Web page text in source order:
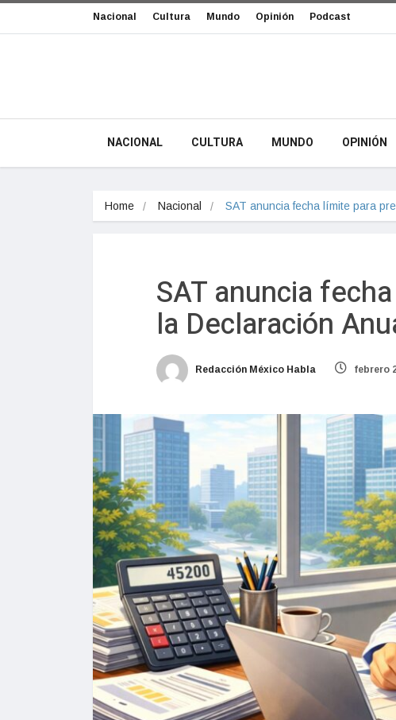
Nacional Cultura Mundo Opinión Podcast
NACIONAL CULTURA MUNDO OPINIÓN
Home Nacional SAT anuncia fecha límite para
SAT anuncia
la Declaración
Redacción México Habla febrero